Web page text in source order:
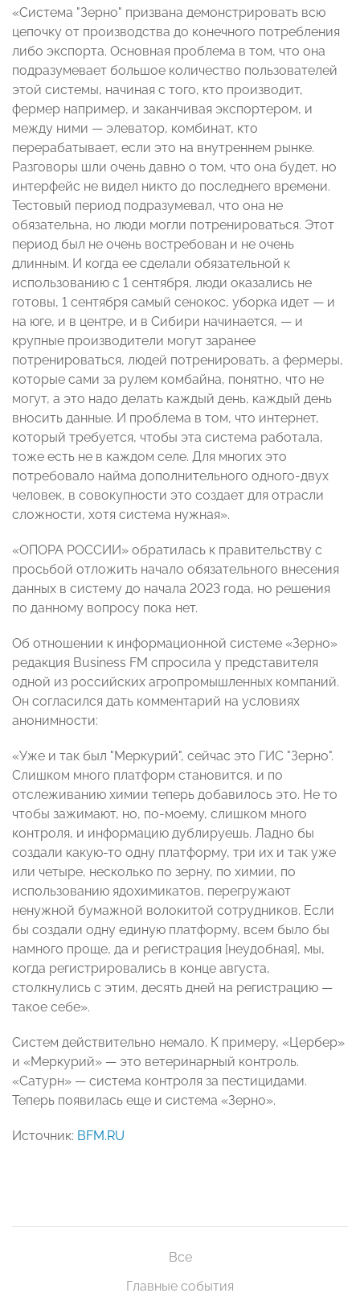
«Система "Зерно" призвана демонстрировать всю
цепочку от производства до конечного потребления
либо экспорта. Основная проблема в том, что она
подразумевает большое количество пользователей
этой системы, начиная с того, кто производит,
фермер например, и заканчивая экспортером, и
между ними — элеватор, комбинат, кто
перерабатывает, если это на внутреннем рынке.
Разговоры шли очень давно о том, что она будет, но
интерфейс не видел никто до последнего времени.
Тестовый период подразумевал, что она не
обязательна, но люди могли потренироваться. Этот
период был не очень востребован и не очень
длинным. И когда ее сделали обязательной к
использованию с 1 сентября, люди оказались не
готовы, 1 сентября самый сенокос, уборка идет — и
на юге, и в центре, и в Сибири начинается, — и
крупные производители могут заранее
потренироваться, людей потренировать, а фермеры,
которые сами за рулем комбайна, понятно, что не
могут, а это надо делать каждый день, каждый день
вносить данные. И проблема в том, что интернет,
который требуется, чтобы эта система работала,
тоже есть не в каждом селе. Для многих это
потребовало найма дополнительного одного-двух
человек, в совокупности это создает для отрасли
сложности, хотя система нужная».
«ОПОРА РОССИИ» обратилась к правительству с
просьбой отложить начало обязательного внесения
данных в систему до начала 2023 года, но решения
по данному вопросу пока нет.
Об отношении к информационной системе «Зерно»
редакция Business FM спросила у представителя
одной из российских агропромышленных компаний.
Он согласился дать комментарий на условиях
анонимности:
«Уже и так был "Меркурий", сейчас это ГИС "Зерно".
Слишком много платформ становится, и по
отслеживанию химии теперь добавилось это. Не то
чтобы зажимают, но, по-моему, слишком много
контроля, и информацию дублируешь. Ладно бы
создали какую-то одну платформу, три их и так уже
или четыре, несколько по зерну, по химии, по
использованию ядохимикатов, перегружают
ненужной бумажной волокитой сотрудников. Если
бы создали одну единую платформу, всем было бы
намного проще, да и регистрация [неудобная], мы,
когда регистрировались в конце августа,
столкнулись с этим, десять дней на регистрацию —
такое себе».
Систем действительно немало. К примеру, «Цербер»
и «Меркурий» — это ветеринарный контроль.
«Сатурн» — система контроля за пестицидами.
Теперь появилась еще и система «Зерно».
Источник: BFM.RU
Все
Главные события